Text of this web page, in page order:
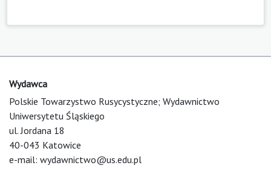
Wydawca
Polskie Towarzystwo Rusycystyczne; Wydawnictwo
Uniwersytetu Śląskiego
ul. Jordana 18
40-043 Katowice
e-mail: wydawnictwo@us.edu.pl